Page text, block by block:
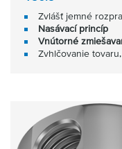
Zvlášť jemné
Nasávací princíp
Vnútorné
Zvhlčovanie